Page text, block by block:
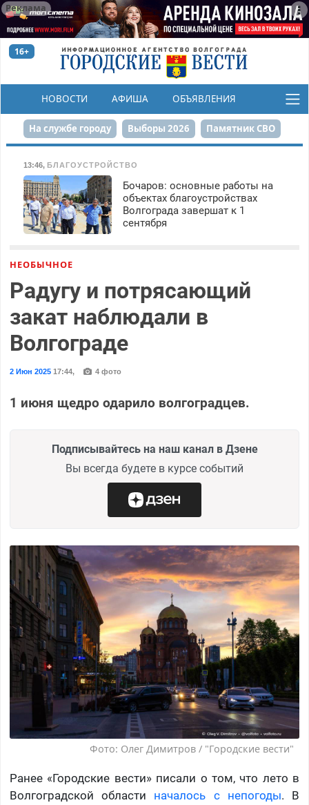
Реклама
16+
НОВОСТИ АФИША ОБЪЯВЛЕНИЯ
КОНКУРСЫ
На службе городу Выборы 2026 Памятник СВО
Сталинград в сердце
Набережная День Победы Реконструкция ЦПКиО
80-летие Победы Парк Героев-летчиков
13:46, БЛАГОУСТРОЙСТВО
Бочаров: основные работы на
объектах благоустройствах
Волгограда завершат к 1
сентября
НЕОБЫЧНОЕ
Радугу и потрясающий
закат наблюдали в
Волгограде
2 Июн 202517:44, 4 фото
1 июня щедро одарило волгоградцев.
Подписывайтесь на наш канал в Дзене
Вы всегда будете в курсе событий
Фото: Олег Димитров / "Городские вести"
Ранее «Городские вести» писали о том, что лето в
Волгоградской области началось с непогоды. В